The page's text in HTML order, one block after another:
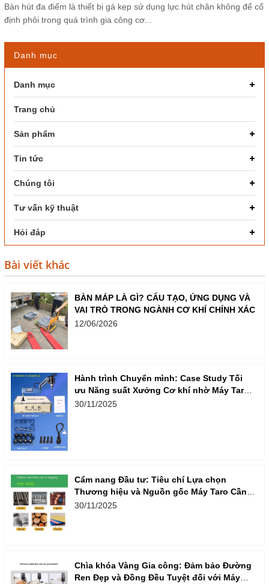
Bàn hút đa điểm là thiết bị gá kẹp sử dụng lực hút chân không để cố
định phôi trong quá trình gia công cơ...
Danh mục
Danh mục
Trang chủ
Sản phẩm
Tin tức
Chúng tôi
Tư vấn kỹ thuật
Hỏi đáp
Bài viết khác
BÀN MÁP LÀ GÌ? CẤU TẠO, ỨNG DỤNG VÀ
VAI TRÒ TRONG NGÀNH CƠ KHÍ CHÍNH XÁC
12/06/2026
Hành trình Chuyển mình: Case Study Tối
ưu Năng suất Xưởng Cơ khí nhờ Máy Taro
Cần Điện
30/11/2025
Cẩm nang Đầu tư: Tiêu chí Lựa chọn
Thương hiệu và Nguồn gốc Máy Taro Cần
Điện Nhập khẩu
30/11/2025
Chìa khóa Vàng Gia công: Đảm bảo Đường
Ren Đẹp và Đồng Đều Tuyệt đối với Máy